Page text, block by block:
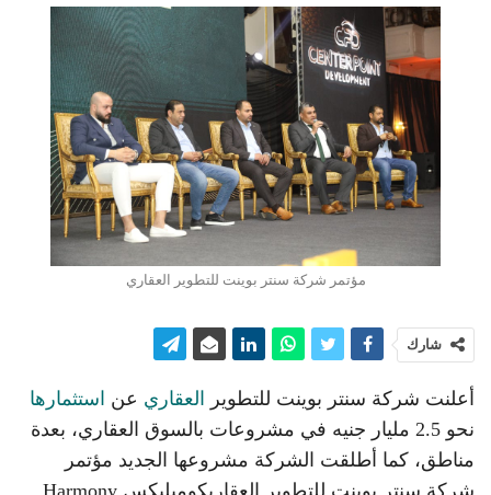
مؤتمر شركة سنتر بوينت للتطوير العقاري
شارك
أعلنت شركة سنتر بوينت للتطوير العقاري عن استثمارها
نحو 2.5 مليار جنيه في مشروعات بالسوق العقاري، بعدة
مناطق، كما أطلقت الشركة مشروعها الجديد مؤتمر
شركة سنتر بوينت للتطوير العقاريكومبليكس Harmony